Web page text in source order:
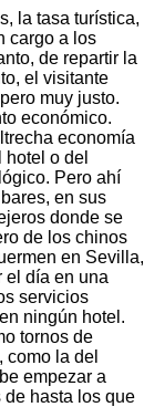
la tasa turística,
cargo a los
de repartir la
el visitante
muy justo.
económico.
economía
o del
Pero ahí
en sus
donde se
de los chinos
en Sevilla,
el día en una
servicios
ningún hotel.
tornos de
como la del
empezar a
hasta los que